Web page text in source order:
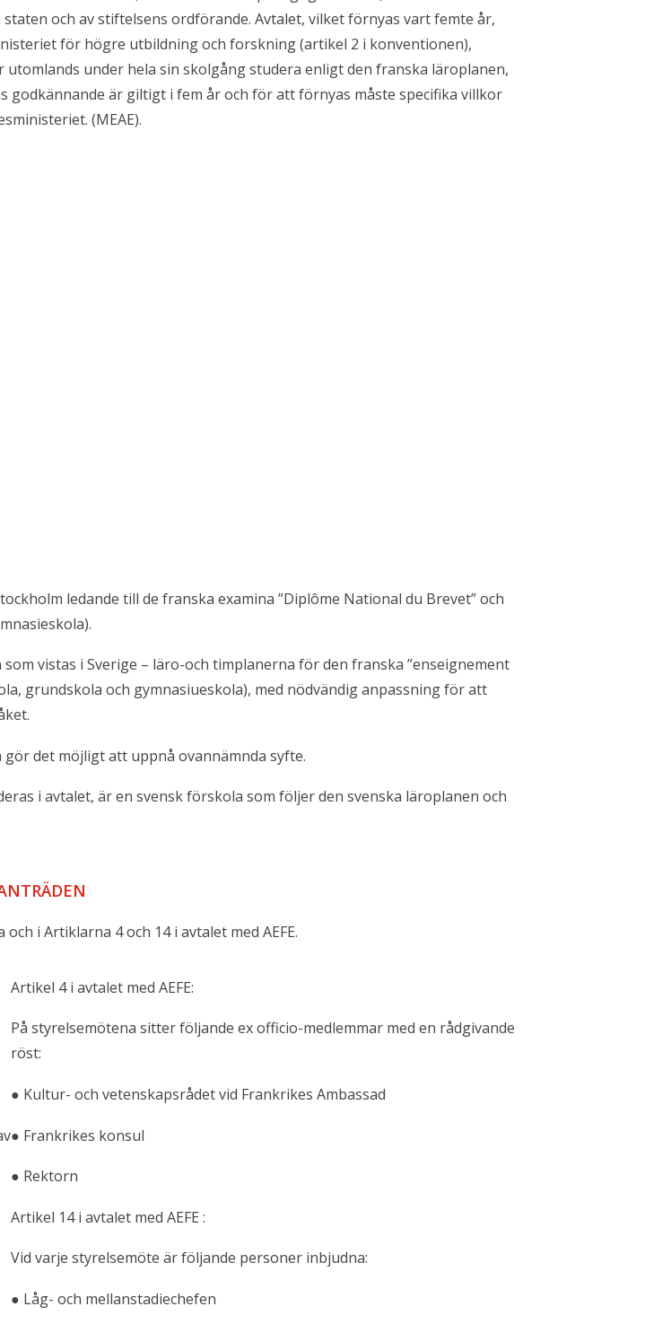
och av stiftelsens ordförande. Avtalet, vilket förnyas vart femte år,
för högre utbildning och forskning (artikel 2 i konventionen),
under hela sin skolgång studera enligt den franska läroplanen,
godkännande är giltigt i fem år och för att förnyas måste specifika villkor
(MEAE).
ledande till de franska examina ”Diplôme National du Brevet” och
vistas i Sverige – läro-och timplanerna för den franska ”enseignement
grundskola och gymnasiueskola), med nödvändig anpassning för att
gör det möjligt att uppnå ovannämnda syfte.
i avtalet, är en svensk förskola som följer den svenska läroplanen och
i Artiklarna 4 och 14 i avtalet med AEFE.
Artikel 4 i avtalet med AEFE:
På styrelsemötena sitter följande ex officio-medlemmar med en rådgivande
röst:
● Kultur- och vetenskapsrådet vid Frankrikes Ambassad
● Frankrikes konsul
● Rektorn
Artikel 14 i avtalet med AEFE :
Vid varje styrelsemöte är följande personer inbjudna:
● Låg- och mellanstadiechefen